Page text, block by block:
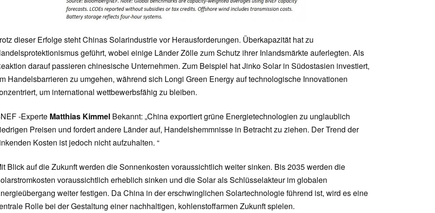
dieser Erfolge steht Chinas Solarindustrie vor Herausforderungen. Überkapazität hat zu
geführt, wobei einige Länder Zölle zum Schutz ihrer Inlandsmärkte auferlegten. Als
darauf passieren chinesische Unternehmen. Zum Beispiel hat Jinko Solar in Südostasien investiert,
Handelsbarrieren zu umgehen, während sich Longi Green Energy auf technologische Innovationen
um international wettbewerbsfähig zu bleiben.
-Experte Matthias Kimmel Bekannt: „China exportiert grüne Energietechnologien zu unglaublich
Preisen und fordert andere Länder auf, Handelshemmnisse in Betracht zu ziehen. Der Trend der
Kosten ist jedoch nicht aufzuhalten. “
Blick auf die Zukunft werden die Sonnenkosten voraussichtlich weiter sinken. Bis 2035 werden die
voraussichtlich erheblich sinken und die Solar als Schlüsselakteur im globalen
weiter festigen. Da China in der erschwinglichen Solartechnologie führend ist, wird es eine
Rolle bei der Gestaltung einer nachhaltigen, kohlenstoffarmen Zukunft spielen.